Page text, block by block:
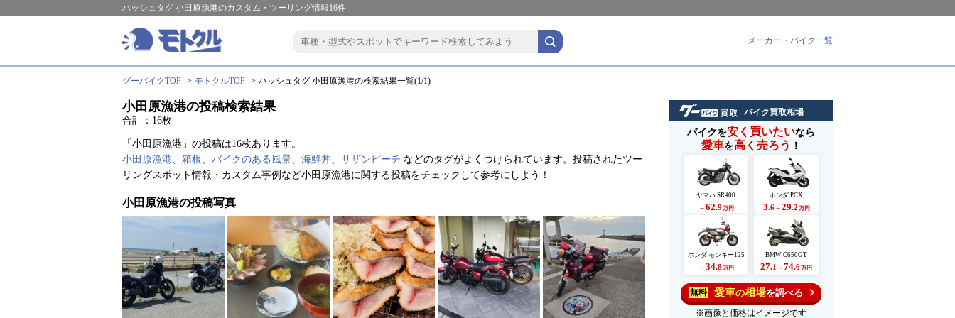
ハッシュタグ 小田原漁港のカスタム・ツーリング情報16件
メーカー・バイク一覧
グーバイクTOP モトクルTOP ハッシュタグ 小田原漁港の検索結果一覧(1/1)
小田原漁港の投稿検索結果
合計：16枚
「小田原漁港」の投稿は16枚あります。
小田原漁港、 箱根、 バイクのある風景、 海鮮丼、 サザンビーチ などのタグがよくつけられています。投稿されたツー
リングスポット情報・カスタム事例など小田原漁港に関する投稿をチェックして参考にしよう！
小田原漁港の投稿写真
バイク買取相場
バイクを安く買いたいなら
愛車を高く売ろう ！
ヤマハ SR400
～ 62.9 万円
ホンダ PCX
3.6 ～ 29.2 万円
ホンダ モンキー125
～ 34.8万円
BMW C650GT
27.1 ～ 74.6万円
無料 愛車の相場を調べる
※画像と価格はイメージです